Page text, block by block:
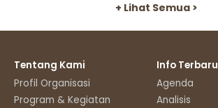
+ Lihat Semua >
Tentang Kami
Profil Organisasi
Program & Kegiatan
Info Terbaru
Agenda
Analisis